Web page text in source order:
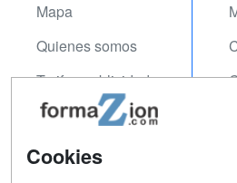
Mapa
Quienes somos
Tarifas publicidad
Acceso Usuarios
Acceso Centros
Cookies